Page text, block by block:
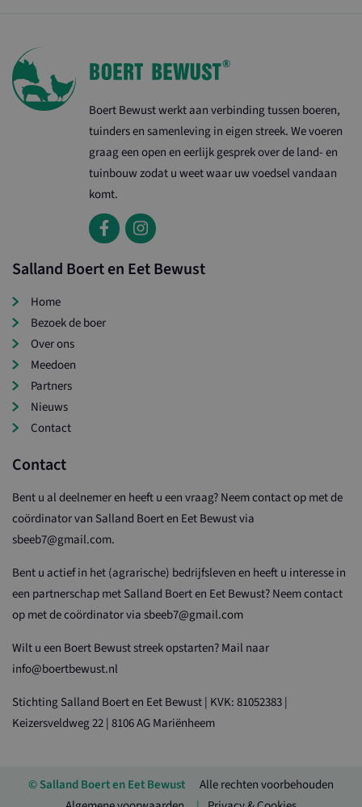
Boert Bewust werkt aan verbinding tussen boeren,
tuinders en samenleving in eigen streek. We voeren
graag een open en eerlijk gesprek over de land- en
tuinbouw zodat u weet waar uw voedsel vandaan
komt.
Salland Boert en Eet Bewust
Home
Bezoek de boer
Over ons
Meedoen
Partners
Nieuws
Contact
Contact
Bent u al deelnemer en heeft u een vraag? Neem contact op met de
coördinator van Salland Boert en Eet Bewust via
sbeeb7@gmail.com.
Bent u actief in het (agrarische) bedrijfsleven en heeft u interesse in
een partnerschap met Salland Boert en Eet Bewust? Neem contact
op met de coördinator via sbeeb7@gmail.com
Wilt u een Boert Bewust streek opstarten? Mail naar
info@boertbewust.nl
Stichting Salland Boert en Eet Bewust | KVK: 81052383 |
Keizersveldweg 22 | 8106 AG Mariënheem
© Salland Boert en Eet Bewust
Alle rechten voorbehouden